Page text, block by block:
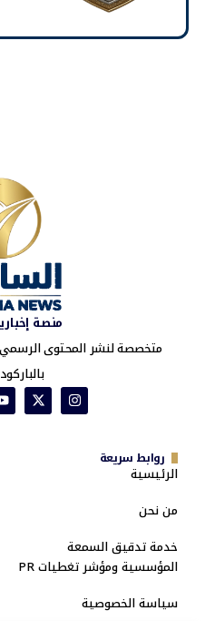
منصة
متخصصة لنشر المحتوى الرسمي
روابط سريعة
الرئيسية
من نحن
خدمة تدقيق السمعة
المؤسسية ومؤشر تغطيات PR
سياسة الخصوصية